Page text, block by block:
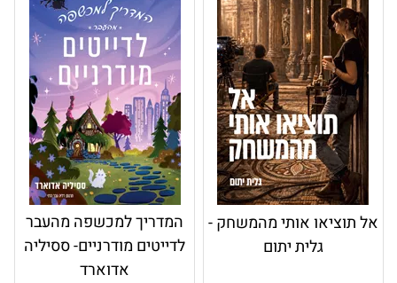
אל תוציאו אותי מהמשחק -
גלית יתום
המדריך למכשפה מהעבר
לדייטים מודרניים- ססיליה
אדוארד